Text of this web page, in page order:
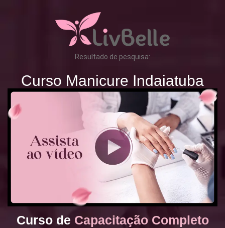
Resultado de pesquisa:
Curso Manicure Indaiatuba
Curso de Capacitação Completo